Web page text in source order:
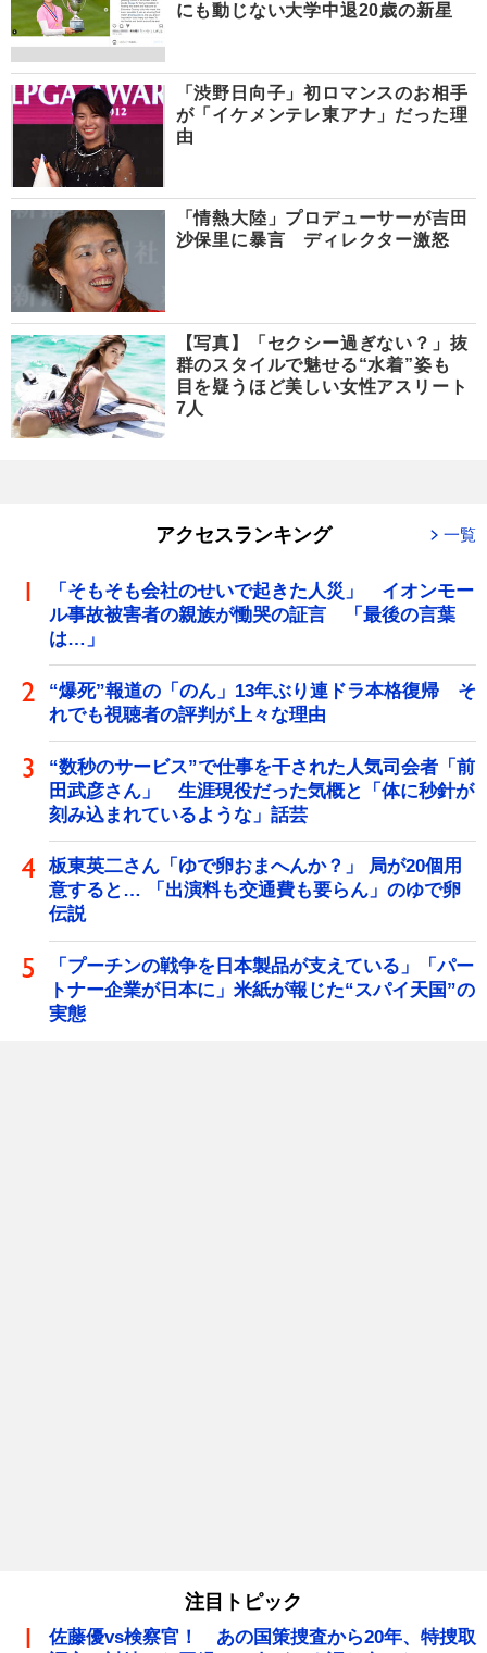
にも動じない大学中退20歳の新星
「渋野日向子」初ロマンスのお相手
が「イケメンテレ東アナ」だった理
由
「情熱大陸」プロデューサーが吉田
沙保里に暴言 ディレクター激怒
【写真】「セクシー過ぎない？」抜
群のスタイルで魅せる“水着”姿も
目を疑うほど美しい女性アスリート
7人
アクセスランキング 一覧
「そもそも会社のせいで起きた人災」 イオンモー
ル事故被害者の親族が慟哭の証言 「最後の言葉
は…」
“爆死”報道の「のん」13年ぶり連ドラ本格復帰 そ
れでも視聴者の評判が上々な理由
“数秒のサービス”で仕事を干された人気司会者「前
田武彦さん」 生涯現役だった気概と「体に秒針が
刻み込まれているような」話芸
板東英二さん「ゆで卵おまへんか？」 局が20個用
意すると… 「出演料も交通費も要らん」のゆで卵
伝説
「プーチンの戦争を日本製品が支えている」「パー
トナー企業が日本に」米紙が報じた“スパイ天国”の
実態
注目トピック
佐藤優vs検察官！ あの国策捜査から20年、特捜取